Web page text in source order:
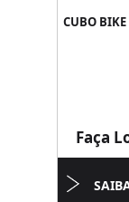
CUBO BIKE
Faça